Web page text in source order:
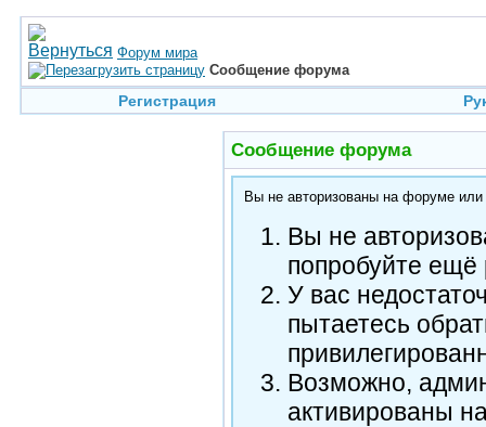
Форум мира
Сообщение форума
Регистрация
Сообщение форума
Вы не авторизованы на форуме или
Вы не
попробуйте ещё
У вас
пытаетесь
Возможно,
активированы